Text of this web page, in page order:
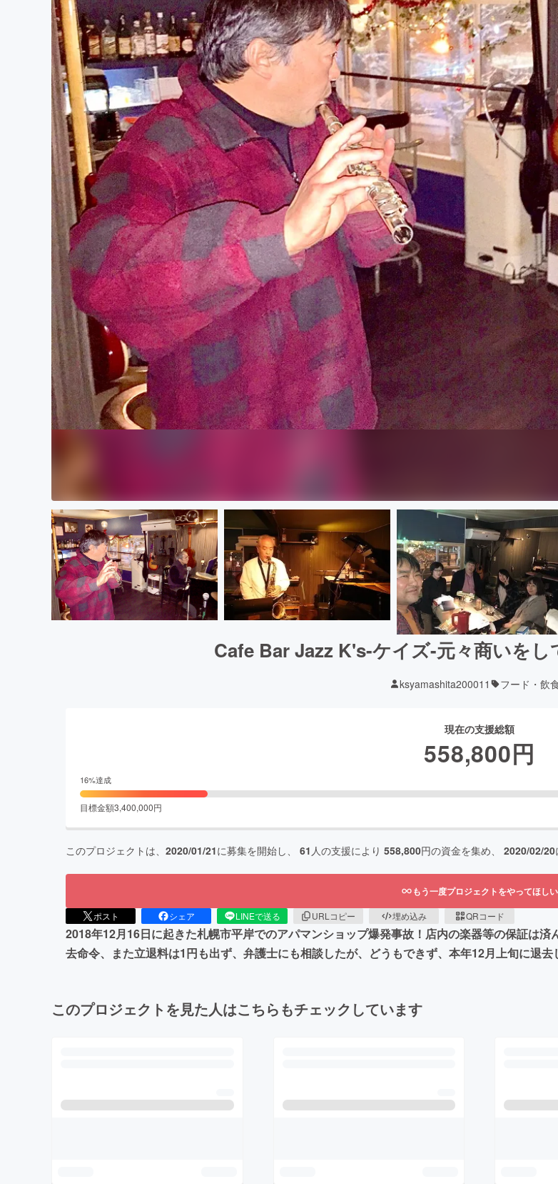
Cafe Bar Jazz K's-ケイズ-元々商いを
ksyamashita200011 フード・飲
現在の支援総額
558,800円
16%達成
目標金額3,400,000円
このプロジェクトは、 2020/01/21に募集を開始し、 61 人の支援により 558,800円の資金を集め、 2020/02/20
もう一度プロジェクトをやってほしい
ポスト シェア LINEで送る URLコピー 埋め込み QRコード
2018年12月16日に起きた札幌市平岸でのアパマンショップ爆発事故！店内の楽器等の保証は
去命令、また立退料は1円も出ず、弁護士にも相談したが、どうもできず、本年12月上旬に退
このプロジェクトを見た人はこちらもチェックしています